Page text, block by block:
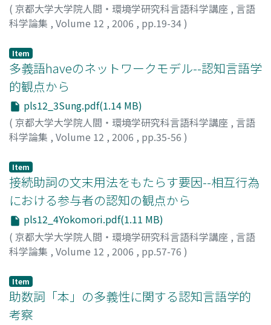
( 京都大学大学院人間・環境学研究科言語科学講座 , 言語
科学論集 , Volume 12 , 2006 , pp.19-34)
Item
多義語haveのネットワークモデル--認知言語学
的観点から
pls12_3Sung.pdf(1.14 MB)
( 京都大学大学院人間・環境学研究科言語科学講座 , 言語
科学論集 , Volume 12 , 2006 , pp.35-56 )
Item
接続助詞の文末用法をもたらす要因--相互行為
における参与者の認知の観点から
pls12_4Yokomori.pdf(1.11 MB)
( 京都大学大学院人間・環境学研究科言語科学講座 , 言語
科学論集 , Volume 12 , 2006 , pp.57-76 )
スケ
Item
助数詞「本」の多義性に関する認知言語学的
考察